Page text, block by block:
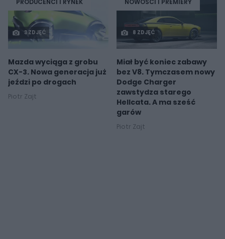
3 ZDJĘĆ
Mazda wyciąga z grobu
CX-3. Nowa generacja już
jeździ po drogach
Piotr Zajt
8 ZDJĘĆ
Miał być koniec zabawy
bez V8. Tymczasem nowy
Dodge Charger
zawstydza starego
Hellcata. A ma sześć
garów
Piotr Zajt